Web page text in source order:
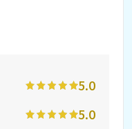
5.0
5.0